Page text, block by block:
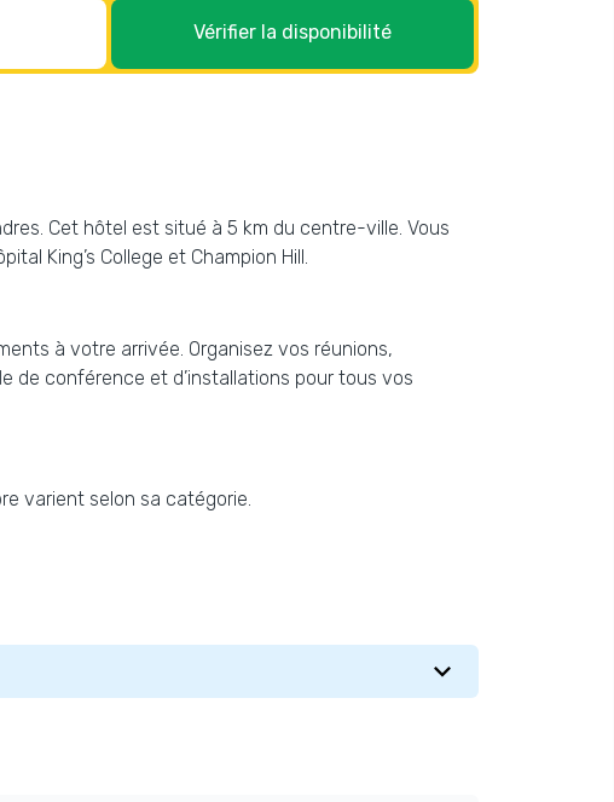
Vérifier la disponibilité
Cet hôtel est situé à 5 km du centre-ville. Vous
King’s College et Champion Hill.
à votre arrivée. Organisez vos réunions,
de conférence et d’installations pour tous vos
varient selon sa catégorie.